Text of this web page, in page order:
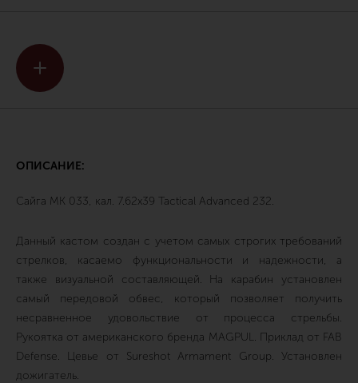
ОПИСАНИЕ:
Сайга МК 033, кал. 7.62х39 Tactical Advanced 232.
Данный кастом создан с учетом самых строгих требований
стрелков, касаемо функциональности и надежности, а
также визуальной составляющей. На карабин установлен
самый передовой обвес, который позволяет получить
несравненное удовольствие от процесса стрельбы.
Рукоятка от американского бренда MAGPUL. Приклад от FAB
Defense. Цевье от Sureshot Armament Group. Установлен
дожигатель.